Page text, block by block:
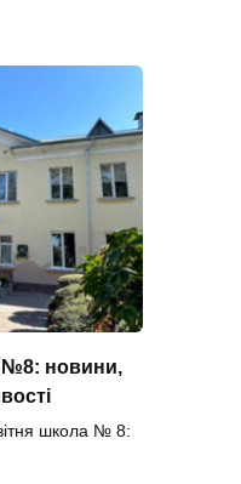
№8: новини,
школа № 8: